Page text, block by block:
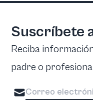
Suscríbete
Reciba
padre o